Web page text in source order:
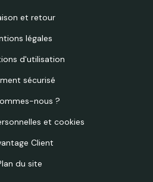
et retour
légales
d'utilisation
sécurisé
nous ?
et cookies
Client
du site